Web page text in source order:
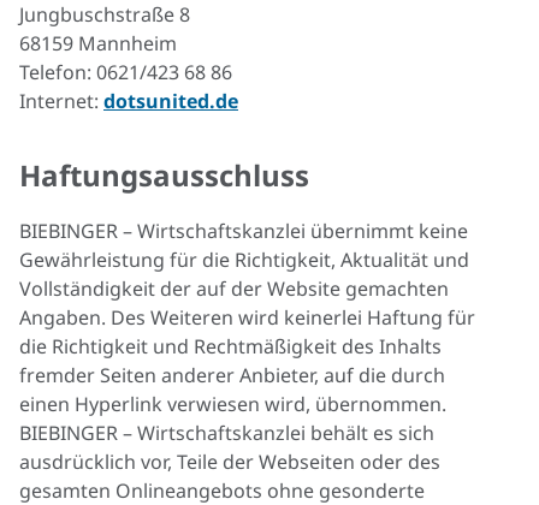
Jungbuschstraße 8
68159 Mannheim
Telefon: 0621/423 68 86
Internet: dotsunited.de
Haftungsausschluss
BIEBINGER – Wirtschaftskanzlei übernimmt keine
Gewährleistung für die Richtigkeit, Aktualität und
Vollständigkeit der auf der Website gemachten
Angaben. Des Weiteren wird keinerlei Haftung für
die Richtigkeit und Rechtmäßigkeit des Inhalts
fremder Seiten anderer Anbieter, auf die durch
einen Hyperlink verwiesen wird, übernommen.
BIEBINGER – Wirtschaftskanzlei behält es sich
ausdrücklich vor, Teile der Webseiten oder des
gesamten Onlineangebots ohne gesonderte